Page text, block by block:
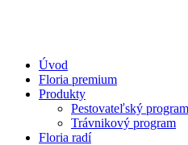
Úvod
Floria premium
Produkty
Pestovateľský program
Trávnikový program
Floria radí